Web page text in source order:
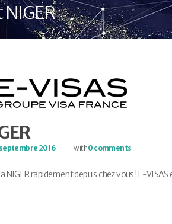
2016 with0 comments
NIGER rapidement depuis chez vous ! E-VISAS